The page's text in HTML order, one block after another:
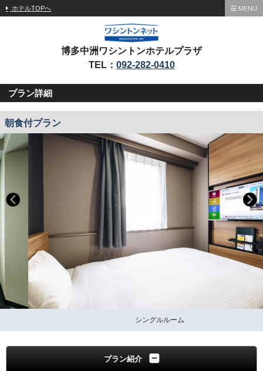
ホテルTOPへ MENU
博多中洲ワシントンホテルプラザ
TEL： 092-282-0410
プラン詳細
朝食付プラン
シングルルーム
プラン紹介